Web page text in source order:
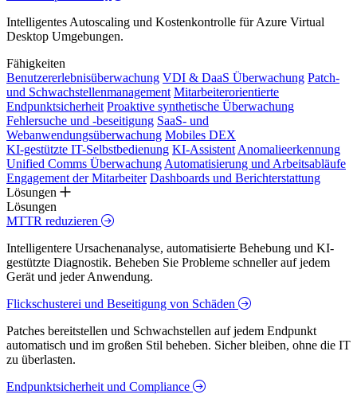
Intelligentes Autoscaling und Kostenkontrolle für Azure Virtual
Desktop Umgebungen.
Fähigkeiten
Benutzererlebnisüberwachung VDI & DaaS Überwachung Patch-
und Schwachstellenmanagement Mitarbeiterorientierte
Endpunktsicherheit Proaktive synthetische Überwachung
Fehlersuche und -beseitigung SaaS- und
Webanwendungsüberwachung Mobiles DEX
KI-gestützte IT-Selbstbedienung KI-Assistent Anomalieerkennung
Unified Comms Überwachung Automatisierung und Arbeitsabläufe
Engagement der Mitarbeiter Dashboards und Berichterstattung
Lösungen
Lösungen
MTTR reduzieren
Intelligentere Ursachenanalyse, automatisierte Behebung und KI-
gestützte Diagnostik. Beheben Sie Probleme schneller auf jedem
Gerät und jeder Anwendung.
Flickschusterei und Beseitigung von Schäden
Patches bereitstellen und Schwachstellen auf jedem Endpunkt
automatisch und im großen Stil beheben. Sicher bleiben, ohne die IT
zu überlasten.
Endpunktsicherheit und Compliance